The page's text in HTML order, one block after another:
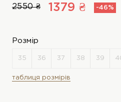
2550 ₴ 1379 ₴ -46%
Розмір
таблиця розмірів